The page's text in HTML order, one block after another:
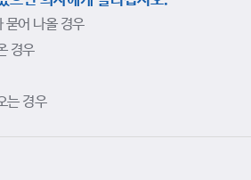
묻어 나올 경우
경우
는 경우